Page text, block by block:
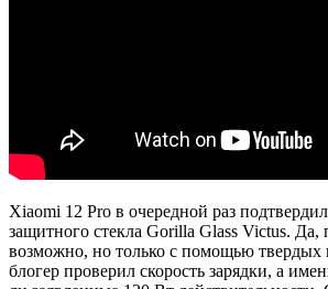
Xiaomi 12 Pro в очередной раз
защитного стекла Gorilla Glass Victus. Да,
возможно, но только с помощью твердых
блогер проверил скорость зарядки, а